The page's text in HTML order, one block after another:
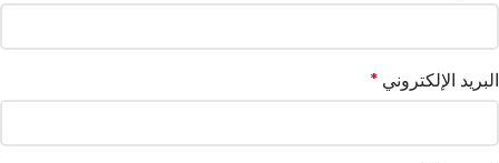
البريد الإلكتروني *